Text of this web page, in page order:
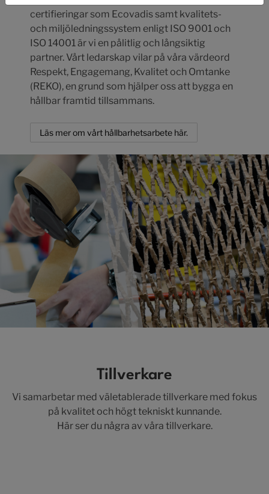
certifieringar som Ecovadis samt kvalitets-
och miljöledningssystem enligt ISO 9001 och
ISO 14001 är vi en pålitlig och långsiktig
partner. Vårt ledarskap vilar på våra värdeord
Respekt, Engagemang, Kvalitet och Omtanke
(REKO), en grund som hjälper oss att bygga en
hållbar framtid tillsammans.
Läs mer om vårt hållbarhetsarbete här.
Tillverkare
Vi samarbetar med väletablerade tillverkare med fokus
på kvalitet och högt tekniskt kunnande.
Här ser du några av våra tillverkare.